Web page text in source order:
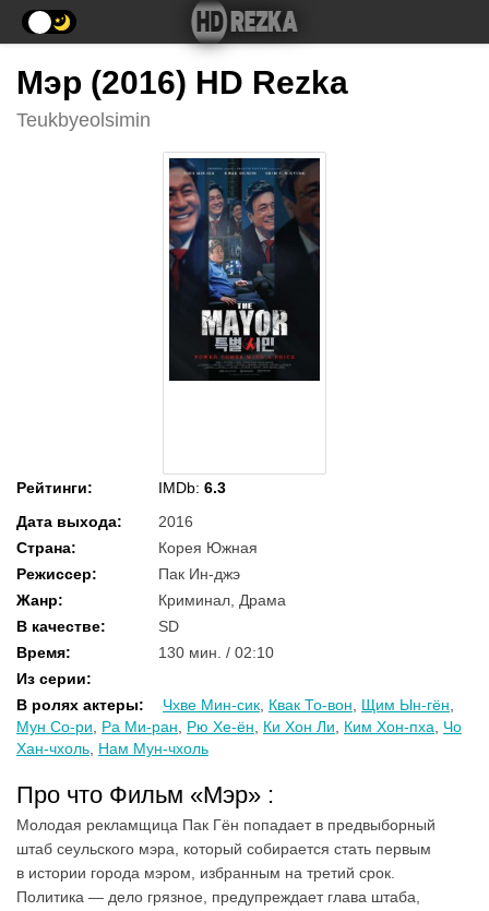
Мэр (2016) HD Rezka
Teukbyeolsimin
Рейтинги: IMDb: 6.3
Дата выхода:
2016
Страна:
Корея Южная
Режиссер:
Пак Ин-джэ
Жанр:
Криминал, Драма
В качестве:
SD
Время:
130 мин. / 02:10
Из серии:
В ролях актеры: Чхве Мин-сик Квак То-вон Щим Ын-гён
Мун Со-ри
Ра Ми-ран Рю Хе-ён Ки Хон Ли Ким Хон-пха
Чо
Хан-чхоль Нам Мун-чхоль
Про что Фильм «Мэр» :
Молодая рекламщица Пак Гён попадает в предвыборный
штаб сеульского мэра, который собирается стать первым
в истории города мэром, избранным на третий срок.
Политика — дело грязное, предупреждает глава штаба,